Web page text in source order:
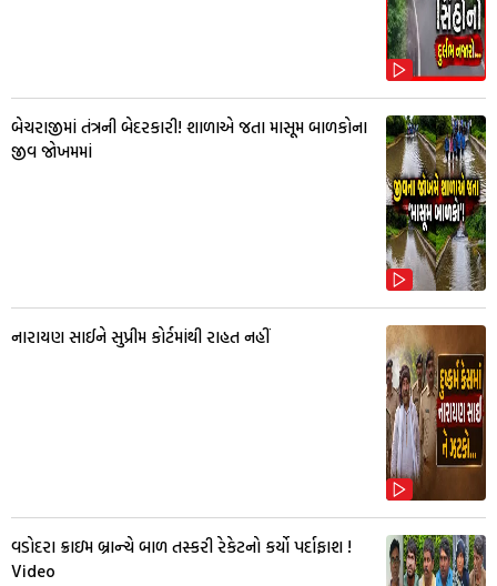
બેચરાજીમાં તંત્રની બેદરકારી! શાળાએ જતા માસૂમ બાળકોના
જીવ જોખમમાં
નારાયણ સાઈને સુપ્રીમ કોર્ટમાંથી રાહત નહીં
વડોદરા ક્રાઇમ બ્રાન્ચે બાળ તસ્કરી રેકેટનો કર્યો પર્દાફાશ !
Video